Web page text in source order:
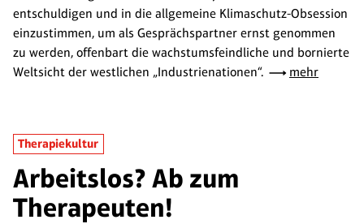
entschuldigen und in die allgemeine Klimaschutz-Obsession
einzustimmen, um als Gesprächspartner ernst genommen
zu werden, offenbart die wachstumsfeindliche und bornierte
Weltsicht der westlichen „Industrienationen“.
mehr
Therapiekultur
Arbeitslos? Ab zum
Therapeuten!